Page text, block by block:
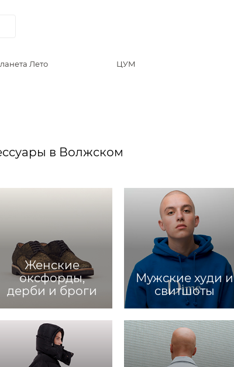
Лето ЦУМ
в Волжском
Женские
оксфорды,
дерби и броги
Мужские худи и
свитшоты